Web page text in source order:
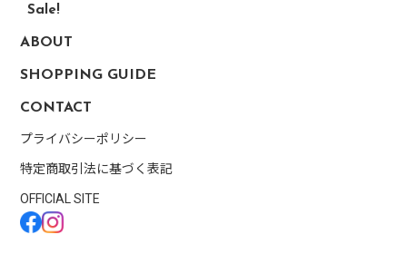
Sale!
ABOUT
SHOPPING GUIDE
CONTACT
プライバシーポリシー
特定商取引法に基づく表記
OFFICIAL SITE